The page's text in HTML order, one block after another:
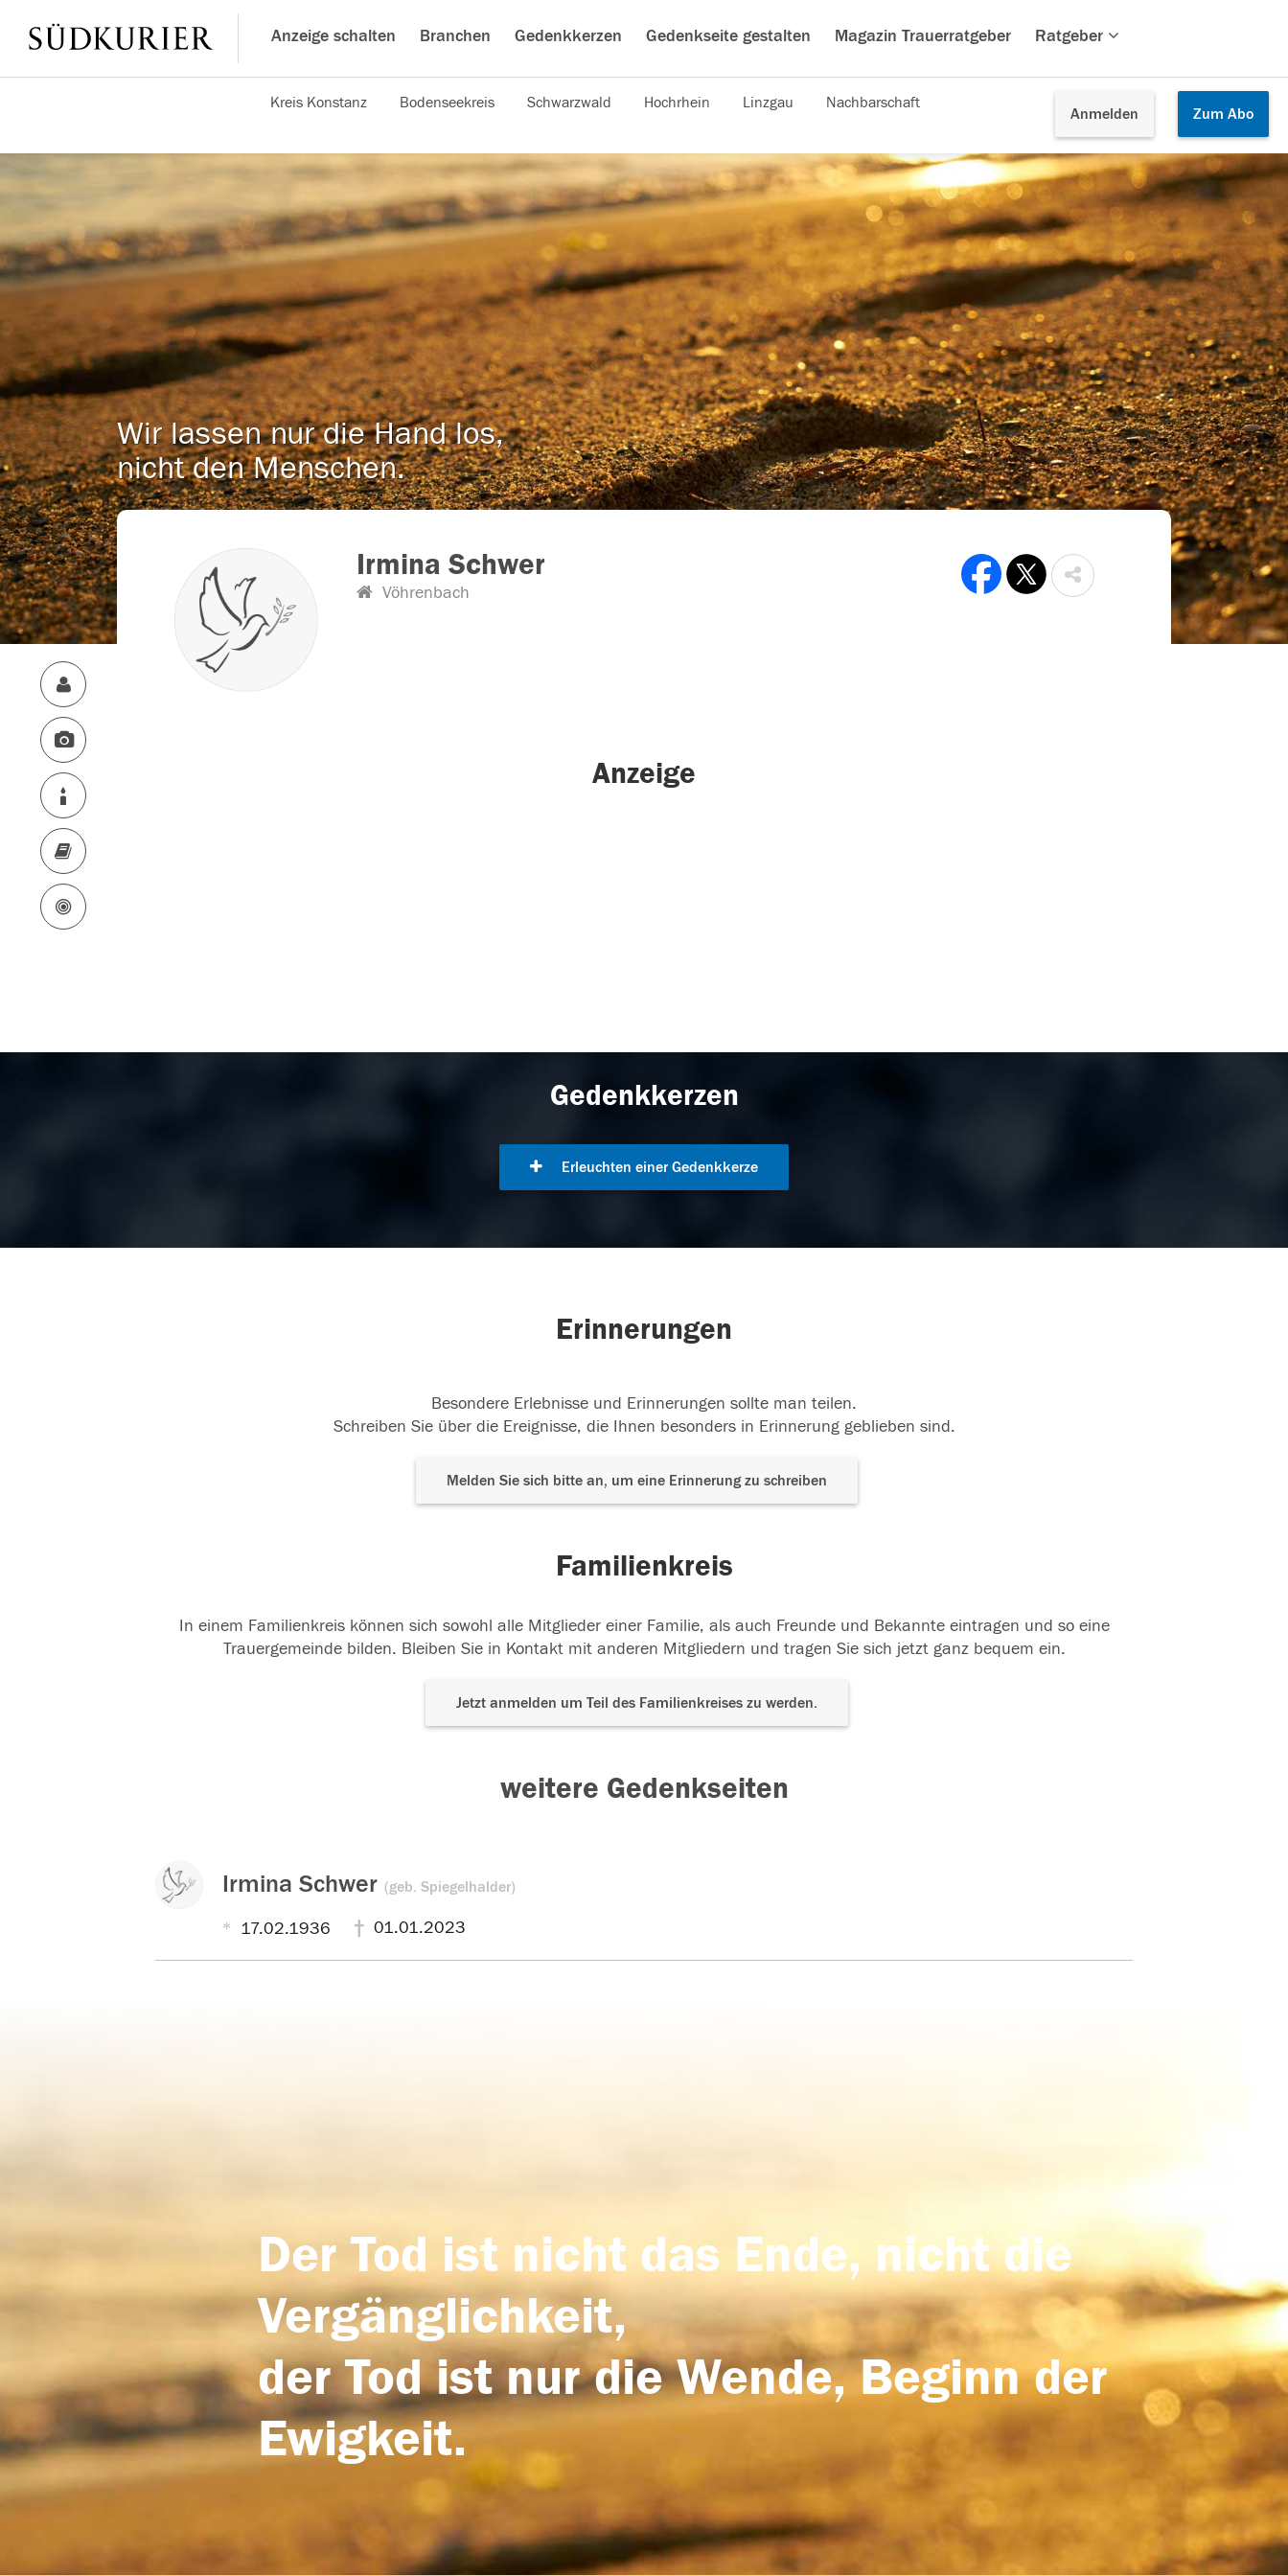
Anzeige schalten Branchen Gedenkkerzen Gedenkseite gestalten Magazin Trauerratgeber Ratgeber
Anmelden Zum Abo
Kreis Konstanz Bodenseekreis Schwarzwald Hochrhein Linzgau Nachbarschaft
Wir lassen nur die Hand los,
nicht den Menschen.
Irmina Schwer
Vöhrenbach
Anzeige
Gedenkkerzen
Erleuchten einer Gedenkkerze
Erinnerungen
Besondere Erlebnisse und Erinnerungen sollte man teilen.
Schreiben Sie über die Ereignisse, die Ihnen besonders in Erinnerung geblieben sind.
Melden Sie sich bitte an, um eine Erinnerung zu schreiben
Familienkreis
In einem Familienkreis können sich sowohl alle Mitglieder einer Familie, als auch Freunde und Bekannte eintragen und so eine
Trauergemeinde bilden. Bleiben Sie in Kontakt mit anderen Mitgliedern und tragen Sie sich jetzt ganz bequem ein.
Jetzt anmelden um Teil des Familienkreises zu werden.
weitere Gedenkseiten
Irmina Schwer (geb. Spiegelhalder)
17.02.1936 01.01.2023
Der Tod ist nicht das Ende, nicht die
Vergänglichkeit,
der Tod ist nur die Wende, Beginn der
Ewigkeit.